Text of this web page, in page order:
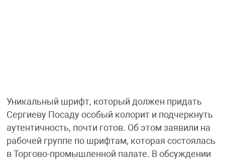
Уникальный шрифт, который должен придать
Сергиеву Посаду особый колорит и подчеркнуть
аутентичность, почти готов. Об этом заявили на
рабочей группе по шрифтам, которая состоялась
в Торгово-промышленной палате. В обсуждении